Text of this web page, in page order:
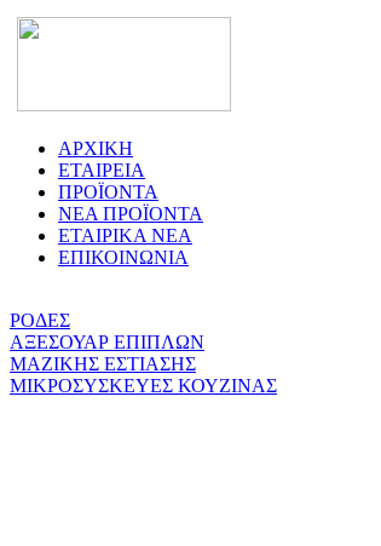
ΑΡΧΙΚΗ
ΕΤΑΙΡΕΙΑ
ΠΡΟΪΟΝΤΑ
ΝΕΑ ΠΡΟΪΟΝΤΑ
ΕΤΑΙΡΙΚΑ ΝΕΑ
ΕΠΙΚΟΙΝΩΝΙΑ
ΡΟΔΕΣ
ΑΞΕΣΟΥΑΡ ΕΠΙΠΛΩΝ
ΜΑΖΙΚΗΣ ΕΣΤΙΑΣΗΣ
ΜΙΚΡΟΣΥΣΚΕΥΕΣ ΚΟΥΖΙΝΑΣ